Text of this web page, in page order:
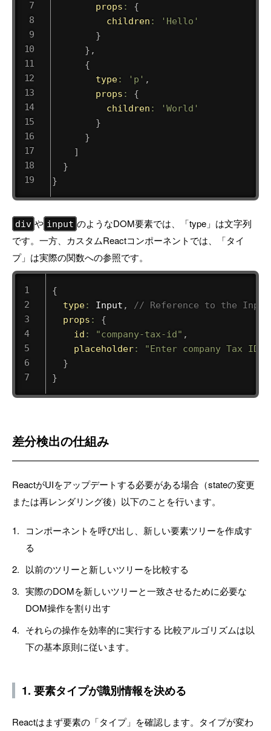
props :
{
children :
'Hello'
}
} ,
{
type: 'p' ,
props :
{
children :
'World'
}
}
]
}
}
div や input のようなDOM要素では、「type」は文字列
です。一方、カスタムReactコンポーネントでは、「タイ
プ」は実際の関数への参照です。
{
type: Input ,
// Reference to the
props :
{
id : "company-tax-id" ,
placeholder:
"Enter company Tax ID"
}
}
差分検出の仕組み
ReactがUIをアップデートする必要がある場合（stateの変更
または再レンダリング後）以下のことを行います。
コンポーネントを呼び出し、新しい要素ツリーを作成す
る
以前のツリーと新しいツリーを比較する
実際のDOMを新しいツリーと一致させるために必要な
DOM操作を割り出す
それらの操作を効率的に実行する 比較アルゴリズムは以
下の基本原則に従います。
1. 要素タイプが識別情報を決める
Reactはまず要素の「タイプ」を確認します。タイプが変わ